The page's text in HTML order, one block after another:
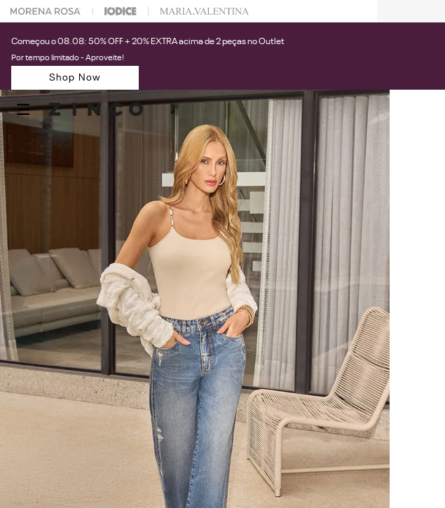
na sua 1° compra usando o cupom: PRIMEIRAZIN
Começou o 08.08: 50% OFF + 20% EXTRA acima de 2 peças no Outlet
Por tempo limitado - Aproveite!
Shop Now